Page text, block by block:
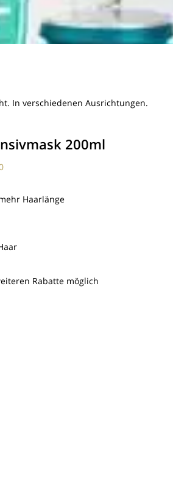
In verschiedenen Ausrichtungen.
200ml
Haarlänge
Rabatte möglich